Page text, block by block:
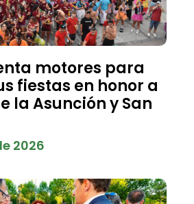
motores para
fiestas en honor a
la Asunción y San
2026